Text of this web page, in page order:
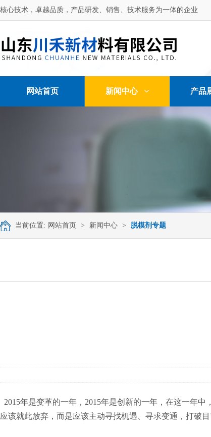
核心技术，卓越品质，产品研发、销售、技术服务为一体的企业
网站首页 新闻中心 产品
当前位置: 网站首页 > 新闻中心 > 脱模剂专题
2015年是变革的一年，2015年是创新的一年，在这一年
应该就此放弃，而是应该主动寻找机遇、寻求变通，打破